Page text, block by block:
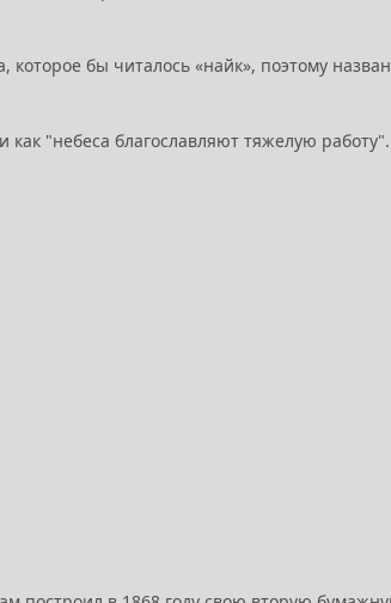
которое бы читалось «найк», поэтому
"небеса благославляют тяжелую работу".